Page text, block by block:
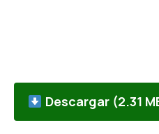
Descargar (2.31